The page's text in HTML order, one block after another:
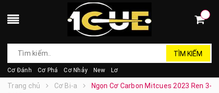
TÌM KIẾM
Cơ Đánh Cơ Phá Cơ Nhảy New Lơ
Trang chủ Cơ Bi-a
Ngọn Cơ Carbon Mitcues 2023 Ren 3-